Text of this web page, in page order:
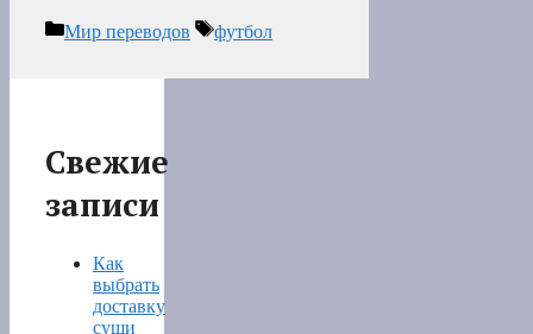
Рубрики
Мир переводов Метки
футбол
Свежие
записи
Как
выбрать
доставку
суши